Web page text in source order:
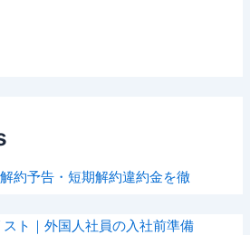
約予告・短期解約違約金を徹
ト｜外国人社員の入社前準備